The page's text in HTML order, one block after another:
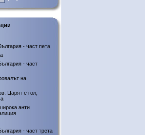
- част пета
- част
на
Царят е гол,
анти
- част трета